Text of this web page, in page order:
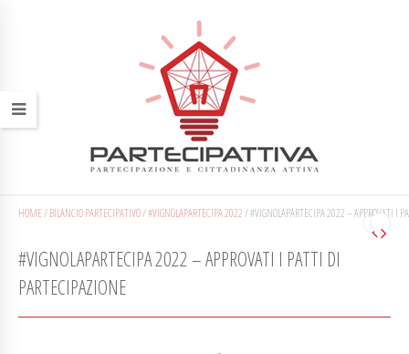
HOME/BILANCIO PARTECIPATIVO/#VIGNOLAPARTECIPA 2022/#VIGNOLAPARTECIPA 2022 – APPROVATI I
#VIGNOLAPARTECIPA 2022 – APPROVATI I PATTI DI
PARTECIPAZIONE